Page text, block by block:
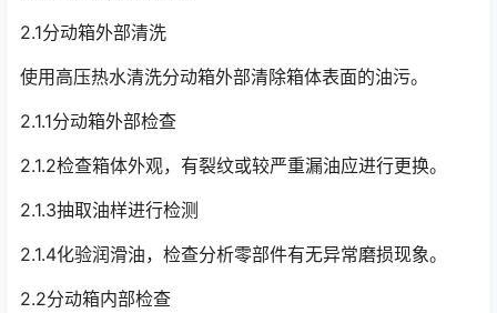
2.1分动箱外部清洗
使用高压热水清洗分动箱外部清除箱体表面的油污。
2.1.1分动箱外部检查
2.1.2检查箱体外观，有裂纹或较严重漏油应进行更换。
2.1.3抽取油样进行检测
2.1.4化验润滑油，检查分析零部件有无异常磨损现象。
2.2分动箱内部检查